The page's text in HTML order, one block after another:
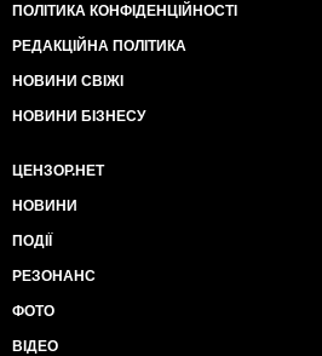
ПОЛІТИКА КОНФІДЕНЦІЙНОСТІ
РЕДАКЦІЙНА ПОЛІТИКА
НОВИНИ СВІЖІ
НОВИНИ БІЗНЕСУ
ЦЕНЗОР.НЕТ
НОВИНИ
ПОДІЇ
РЕЗОНАНС
ФОТО
ВІДЕО